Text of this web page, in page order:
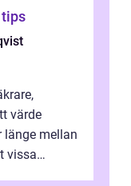
värde
länge mellan
vissa